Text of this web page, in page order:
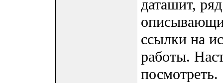
даташит,
ссылки на
работы.
посмотреть.